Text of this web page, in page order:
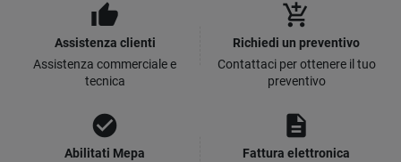
thumb_up
Assistenza clienti
Assistenza commerciale e
tecnica
add_shopping_cart
Richiedi un preventivo
Contattaci per ottenere il tuo
preventivo
check_circle
Abilitati Mepa
description
Fattura elettronica